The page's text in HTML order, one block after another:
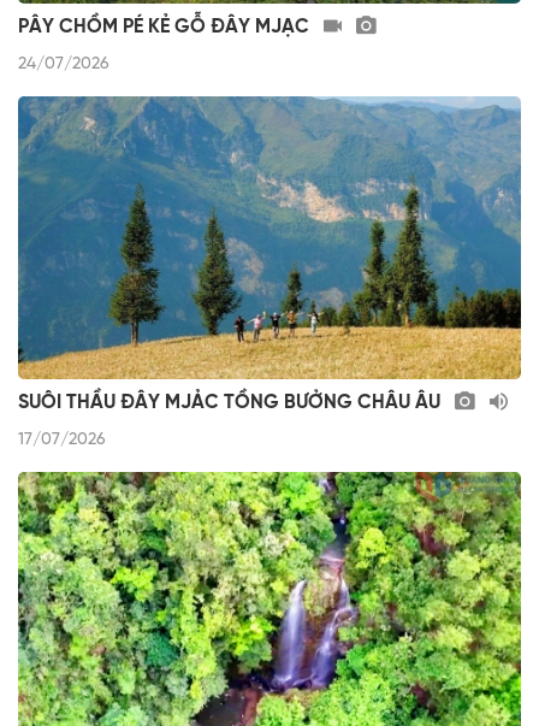
PÂY CHỒM PÉ KẺ GỖ ĐÂY MJẠC
24/07/2026
SUÔI THẦU ĐÂY MJẢC TỒNG BƯỞNG CHÂU ÂU
17/07/2026